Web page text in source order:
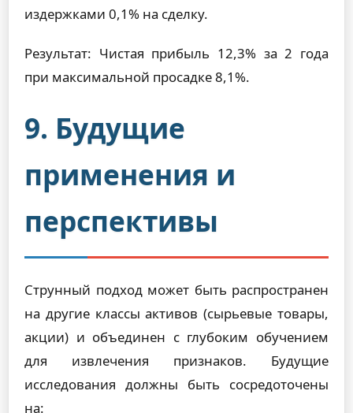
издержками 0,1% на сделку.
Результат: Чистая прибыль 12,3% за 2 года
при максимальной просадке 8,1%.
9. Будущие
применения и
перспективы
Струнный подход может быть распространен
на другие классы активов (сырьевые товары,
акции) и объединен с глубоким обучением
для извлечения признаков. Будущие
исследования должны быть сосредоточены
на: